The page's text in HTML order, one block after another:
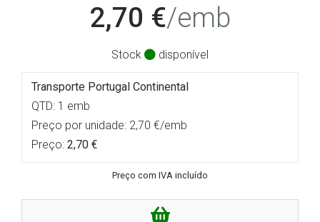
2,70 €/emb
Stock disponível
Transporte Portugal Continental
QTD: 1 emb
Preço por unidade: 2,70 €/emb
Preço: 2,70 €
Preço com IVA incluído